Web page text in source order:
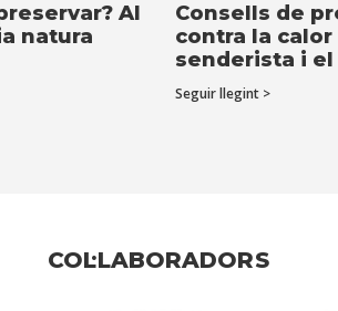
Al
natura
Consells de
contra la calor
senderista i
Seguir llegint >
COL·LABORADORS